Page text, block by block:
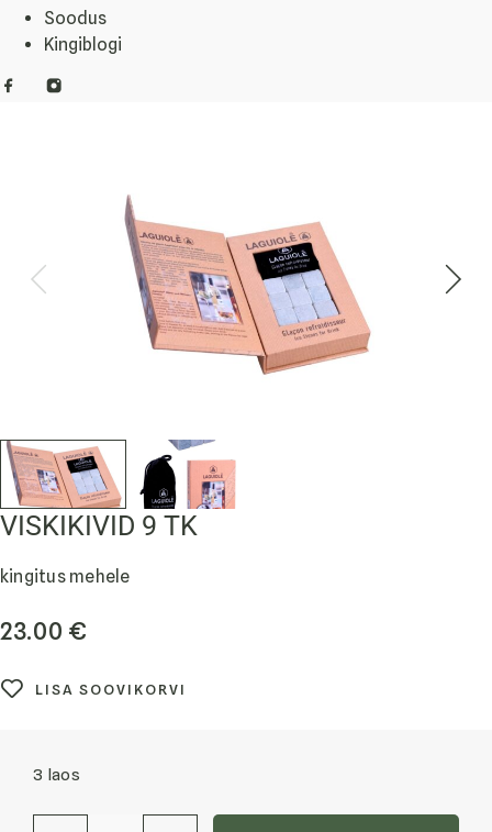
Soodus
Kingiblogi
VISKIKIVID 9 TK
kingitus mehele
23.00 €
LISA SOOVIKORVI
3 laos